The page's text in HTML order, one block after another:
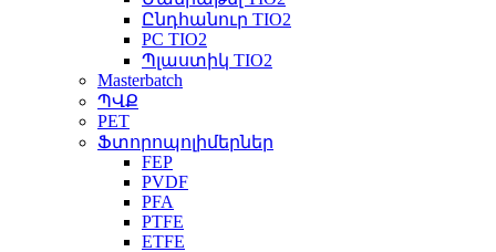
Ընդհանուր TIO2
PC TIO2
Պլաստիկ TIO2
Masterbatch
ՊՎՔ
PET
Ֆտորոպոլիմերներ
FEP
PVDF
PFA
PTFE
ETFE